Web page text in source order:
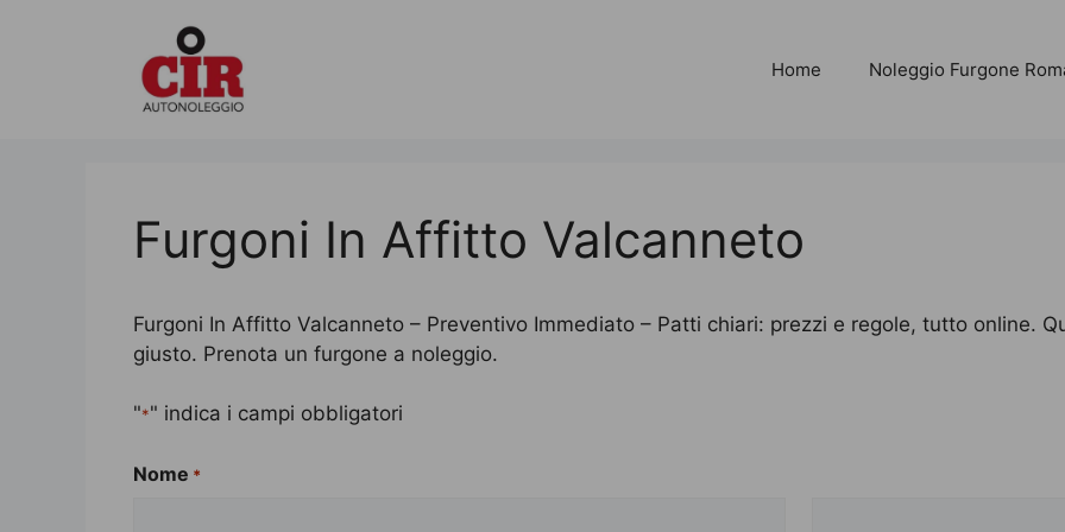
Home Noleggio Furgone
Furgoni In Affitto Valcanneto
Furgoni In Affitto Valcanneto – Preventivo Immediato – Patti chiari: prezzi e regole, tutto online.
giusto. Prenota un furgone a noleggio.
"*" indica i campi obbligatori
Nome *